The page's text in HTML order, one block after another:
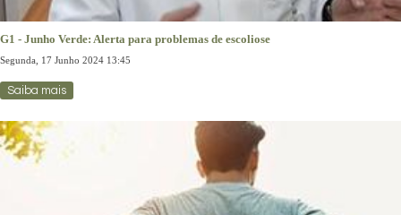
G1 - Junho Verde: Alerta para problemas de escoliose
Segunda, 17 Junho 2024 13:45
Saiba mais